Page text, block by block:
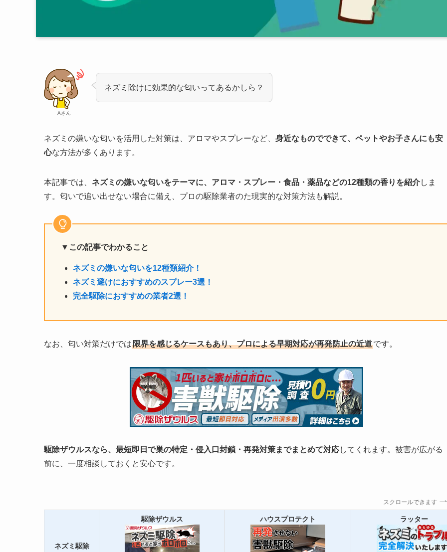
Aさん
ネズミ除けに効果的な匂いってあるかしら？
ネズミの嫌いな匂いを活用した対策は、アロマやスプレーなど、 身近なものでできて、ペットやお子さんにも安
心な方法が多くあります。
本記事では、 ネズミの嫌いな匂いをテーマに、アロマ・スプレー・食品・薬品などの12種類の香りを紹介しま
す。匂いで追い出せない場合に備え、プロの駆除業者のた現実的な対策方法も解説。
▼この記事でわかること
ネズミの嫌いな匂いを12種類紹介！
ネズミ避けにおすすめのスプレー3選！
完全駆除におすすめの業者2選！
なお、匂い対策だけでは限界を感じるケースもあり、プロによる早期対応が再発防止の近道です。
駆除ザウルスなら、最短即日で巣の特定・侵入口封鎖・再発対策までまとめて対応してくれます。被害が広がる
前に、一度相談しておくと安心です。
スクロールできます
ネズミ駆除
駆除ザウルス ハウスプロテクト ラッター